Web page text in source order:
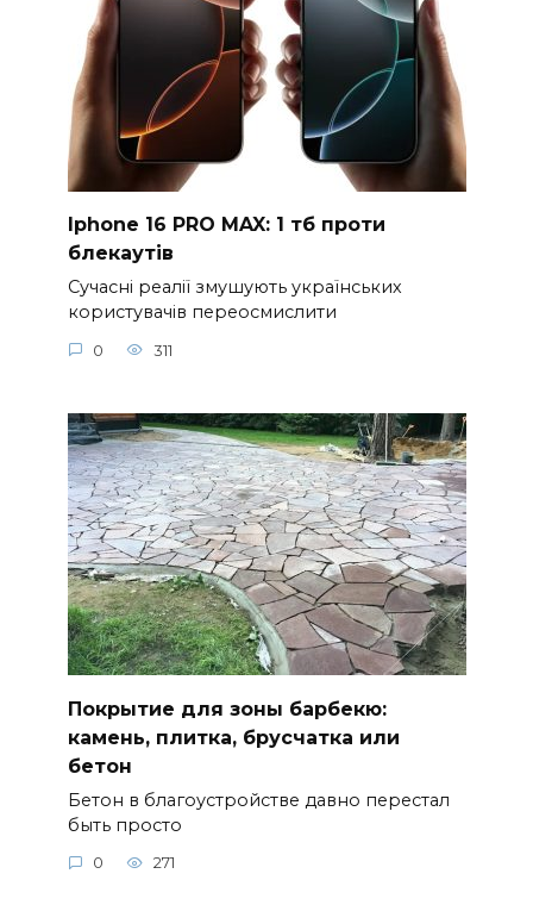
Iphone 16 PRO MAX: 1 тб проти
блекаутів
Сучасні реалії змушують українських
користувачів переосмислити
0 311
Покрытие для зоны барбекю:
камень, плитка, брусчатка или
бетон
Бетон в благоустройстве давно перестал
быть просто
0 271